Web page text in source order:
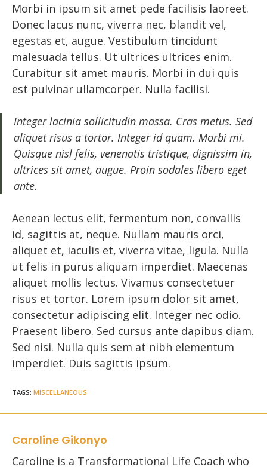
Morbi in ipsum sit amet pede facilisis laoreet.
Donec lacus nunc, viverra nec, blandit vel,
egestas et, augue. Vestibulum tincidunt
malesuada tellus. Ut ultrices ultrices enim.
Curabitur sit amet mauris. Morbi in dui quis
est pulvinar ullamcorper. Nulla facilisi.
Integer lacinia sollicitudin massa. Cras metus. Sed
aliquet risus a tortor. Integer id quam. Morbi mi.
Quisque nisl felis, venenatis tristique, dignissim in,
ultrices sit amet, augue. Proin sodales libero eget
ante.
Aenean lectus elit, fermentum non, convallis
id, sagittis at, neque. Nullam mauris orci,
aliquet et, iaculis et, viverra vitae, ligula. Nulla
ut felis in purus aliquam imperdiet. Maecenas
aliquet mollis lectus. Vivamus consectetuer
risus et tortor. Lorem ipsum dolor sit amet,
consectetur adipiscing elit. Integer nec odio.
Praesent libero. Sed cursus ante dapibus diam.
Sed nisi. Nulla quis sem at nibh elementum
imperdiet. Duis sagittis ipsum.
TAGS: MISCELLANEOUS
Caroline Gikonyo
Caroline is a Transformational Life Coach who